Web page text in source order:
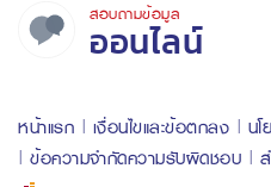
สอบถามข้อมูล
ออนไลน์
หน้าแรก เงื่อนไขและข้อตกลง
น
ข้อความจำกัดความรับผิดชอบ